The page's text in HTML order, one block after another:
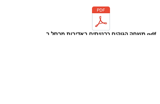
משחק הגוקים כרטיסים באדיבות מרסל ב.pdf